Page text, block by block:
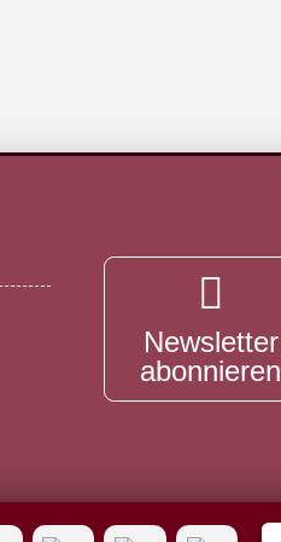
Newsletter
abonnieren